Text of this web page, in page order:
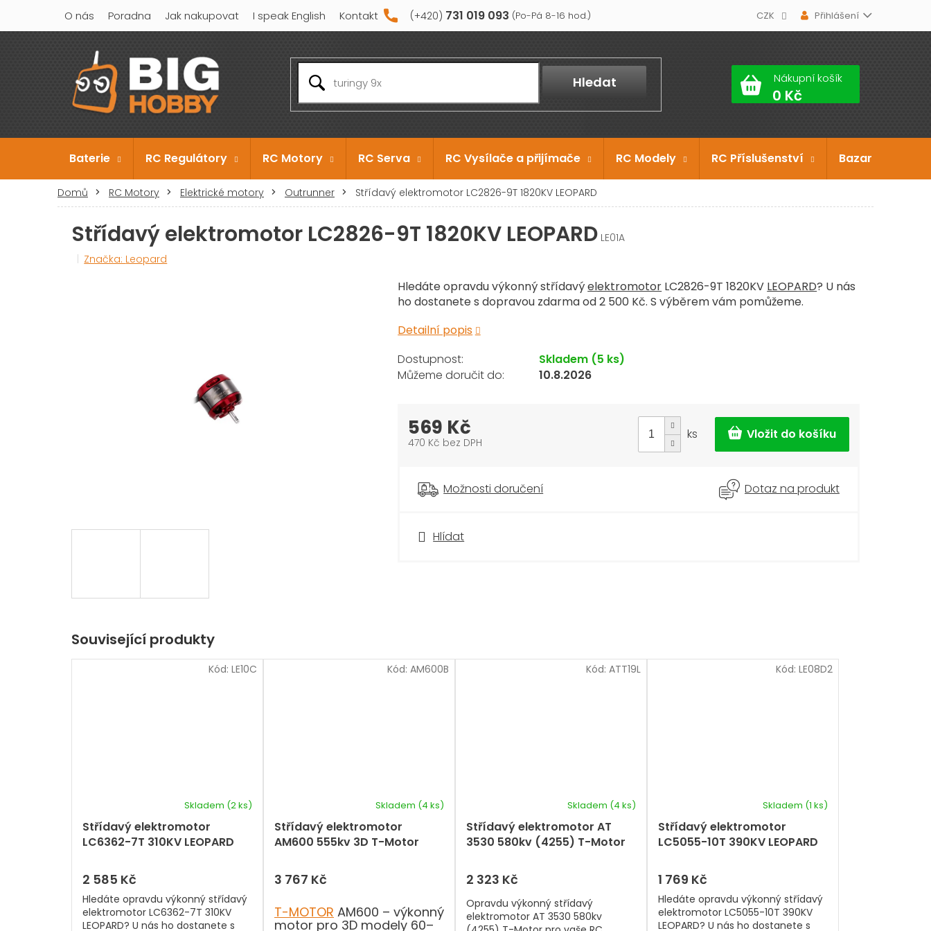
obsah
731 019 093
O nás Poradna Jak nakupovat I speak English Kontakt CZK Přihlášení
Hledat Nákupní košík
Baterie RC Regulátory RC Motory RC Serva RC Vysílače a přijímače RC Modely RC Příslušenství Bazar
Domů RC Motory Elektrické motory Outrunner Střídavý elektromotor LC2826-9T 1820KV LEOPARD
Střídavý elektromotor LC2826-9T 1820KV LEOPARD LE01A
Značka: Leopard
Hledáte opravdu výkonný střídavýelektromotor LC2826-9T 1820KV LEOPARD? U nás
ho dostanete s dopravou zdarma od 2 500 Kč. S výběrem vám pomůžeme.
Detailní popis
Hlídat
Skladem (5 ks)
10.8.2026
569 Kč
470 Kč bez DPH
ks
Možnosti doručení Dotaz na produkt
Související produkty
Střídavý elektromotor
LC6362-7T 310KV LEOPARD
Skladem (2 ks)
2 585 Kč
Hledáte opravdu výkonný střídavý
elektromotor LC6362-7T 310KV
LEOPARD? U nás ho dostanete s
Kód: LE10C
Střídavý elektromotor
AM600 555kv 3D T-Motor
Skladem (4 ks)
3 767 Kč
T-MOTOR AM600 – výkonný
motor pro 3D modely 60–
Kód: AM600B
Střídavý elektromotor AT
3530 580kv (4255) T-Motor
Skladem (4 ks)
2 323 Kč
Opravdu výkonný střídavý
elektromotor AT 3530 580kv
Kód: ATT19L
Střídavý elektromotor
LC5055-10T 390KV LEOPARD
Skladem (1 ks)
1 769 Kč
Hledáte opravdu výkonný střídavý
elektromotor LC5055-10T 390KV
LEOPARD? U nás ho dostanete s
Kód: LE08D2